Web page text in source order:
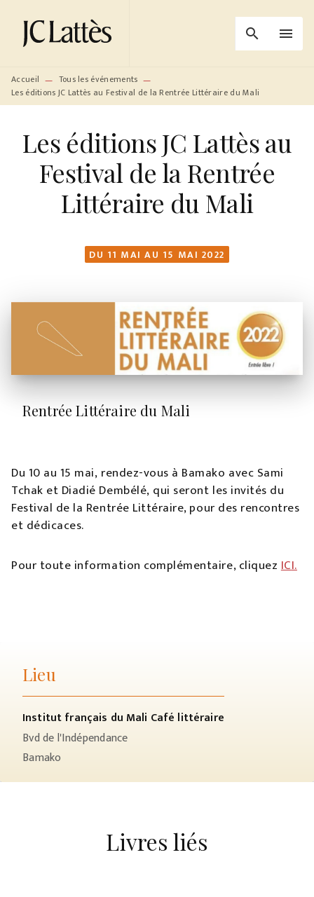
MENU RECHERCHE
PIED DE PAGE
search menu
Accueil — Tous les événements —
Les éditions JC Lattès au Festival de la Rentrée Littéraire du Mali
Les éditions JC Lattès au
Festival de la Rentrée
Littéraire du Mali
DU 11 MAI AU 15 MAI 2022
Rentrée Littéraire du Mali
Du 10 au 15 mai, rendez-vous à Bamako avec Sami
Tchak et Diadié Dembélé, qui seront les invités du
Festival de la Rentrée Littéraire, pour des rencontres
et dédicaces.
Pour toute information complémentaire, cliquezICI.
Lieu
Institut français du Mali Café littéraire
Bvd de l'Indépendance
Bamako
Livres liés